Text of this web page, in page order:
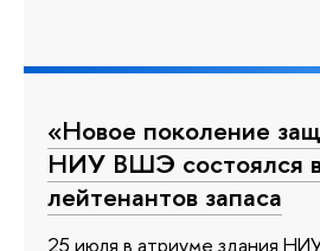
«Новое поколение
НИУ ВШЭ состоялся
лейтенантов запаса
25 июля в атриуме здания